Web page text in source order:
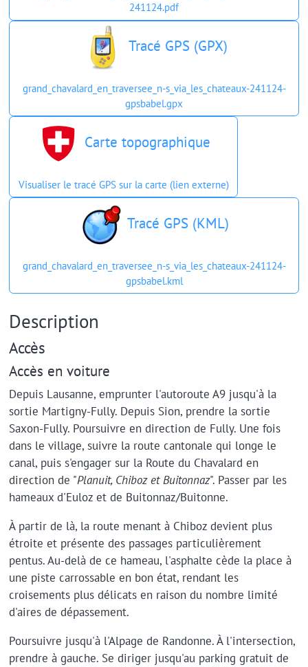
241124.pdf
Tracé GPS (GPX)
grand_chavalard_en_traversee_n-s_via_les_chateaux-241124-
gpsbabel.gpx
Carte topographique
Visualiser le tracé GPS sur la carte (lien externe)
Tracé GPS (KML)
grand_chavalard_en_traversee_n-s_via_les_chateaux-241124-
gpsbabel.kml
Description
Accès
Accès en voiture
Depuis Lausanne, emprunter l'autoroute A9 jusqu'à la
sortie Martigny-Fully. Depuis Sion, prendre la sortie
Saxon-Fully. Poursuivre en direction de Fully. Une fois
dans le village, suivre la route cantonale qui longe le
canal, puis s'engager sur la Route du Chavalard en
direction de "Planuit, Chiboz et Buitonnaz". Passer par les
hameaux d'Euloz et de Buitonnaz/Buitonne.
À partir de là, la route menant à Chiboz devient plus
étroite et présente des passages particulièrement
pentus. Au-delà de ce hameau, l'asphalte cède la place à
une piste carrossable en bon état, rendant les
croisements plus délicats en raison du nombre limité
d'aires de dépassement.
Poursuivre jusqu'à l'Alpage de Randonne. À l'intersection,
prendre à gauche. Se diriger jusqu'au parking gratuit de